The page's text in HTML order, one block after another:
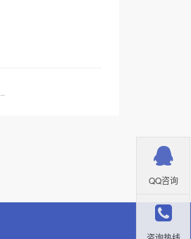
QQ咨询